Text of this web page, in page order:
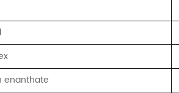
enanthate